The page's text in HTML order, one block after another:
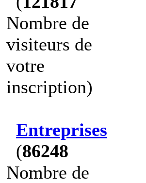
Nombre de
visiteurs de
votre
inscription)
Entreprises
(86248
Nombre de